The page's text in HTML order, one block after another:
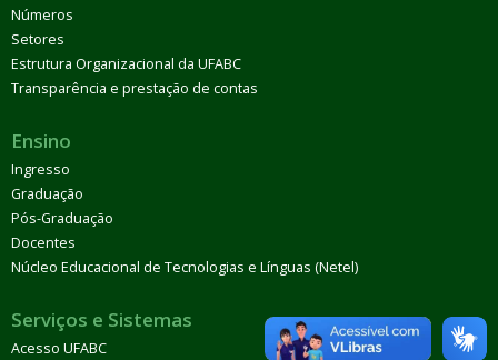
Números
Setores
Estrutura Organizacional da UFABC
Transparência e prestação de contas
Ensino
Ingresso
Graduação
Pós-Graduação
Docentes
Núcleo Educacional de Tecnologias e Línguas (Netel)
Serviços e Sistemas
Acesso UFABC